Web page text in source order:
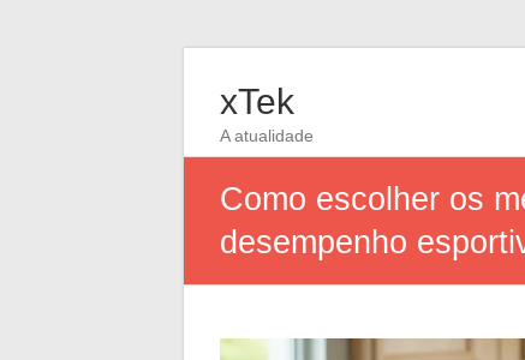
xTek
A atualidade
Como escolher os
desempenho